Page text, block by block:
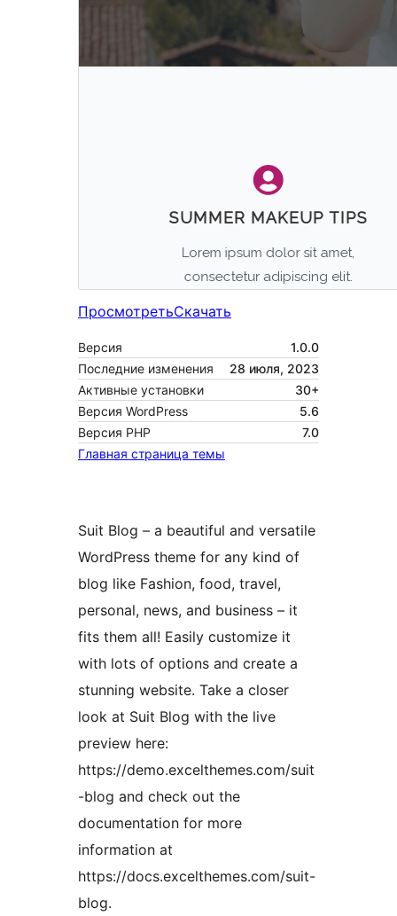
ПросмотретьСкачать
Версия
1.0.0
Последние изменения
28 июля, 2023
Активные установки
30+
Версия WordPress
5.6
Версия PHP
7.0
Главная страница темы
Suit Blog – a beautiful and versatile
WordPress theme for any kind of
blog like Fashion, food, travel,
personal, news, and business – it
fits them all! Easily customize it
with lots of options and create a
stunning website. Take a closer
look at Suit Blog with the live
preview here:
https://demo.excelthemes.com/suit
-blog and check out the
documentation for more
information at
https://docs.excelthemes.com/suit-
blog.